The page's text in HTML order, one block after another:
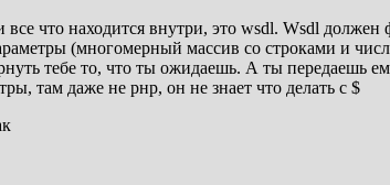
что находится внутри, это wsdl. Wsdl
(многомерный массив со строками и
тебе то, что ты ожидаешь. А ты передаешь
там даже не рнр, он не знает что делать с $